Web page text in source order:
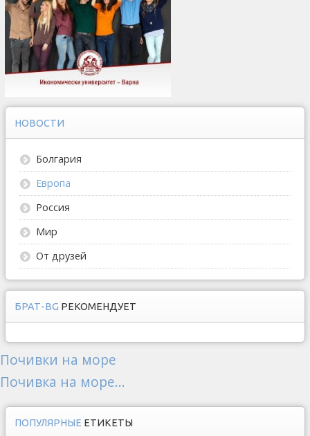
НОВОСТИ
Болгария
Европа
Россия
Мир
От друзей
БРАТ-BG РЕКОМЕНДУЕТ
Почивки на море
Почивка на море...
ПОПУЛЯРНЫЕ ЕТИКЕТЫ